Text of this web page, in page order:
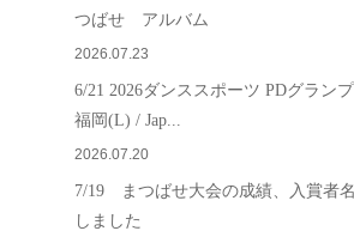
つばせ アルバム
2026.07.23
6/21 2026ダンススポーツ PDグラン
福岡(L) / Jap...
2026.07.20
7/19 まつばせ大会の成績、入賞者
しました